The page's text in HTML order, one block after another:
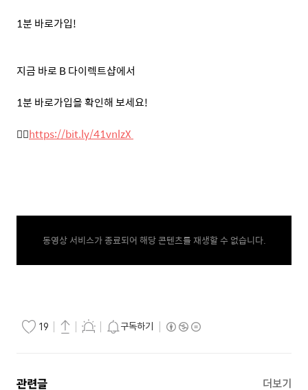
1분 바로가입!
지금 바로 B다이렉트샵에서
1분 바로가입을확인해 보세요!
👉🏻https://bit.ly/41vnlzX
동영상 서비스가 종료되어 해당 콘텐츠를 재생할 수 없습니다.
19 구독하기
관련글 더보기